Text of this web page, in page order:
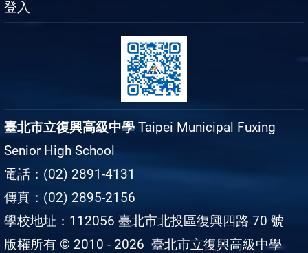
登入
臺北市立復興高級中學 Taipei Municipal Fuxing
Senior High School
電話：(02) 2891-4131
傳真：(02) 2895-2156
學校地址：112056 臺北市北投區復興四路 70 號
版權所有 © 2010 - 2026 臺北市立復興高級中學